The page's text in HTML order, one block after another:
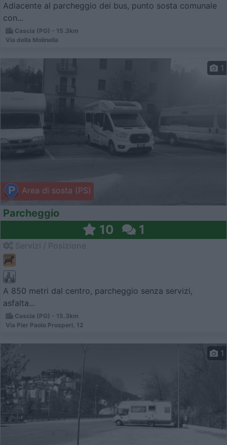
Adiacente al parcheggio dei bus, punto sosta comunale
con...
Cascia (PG) - 15.3km
Via della Molinella
Area di sosta (PS)
1
Parcheggio
10 1
A 850 metri dal centro, parcheggio senza servizi,
asfalta...
Cascia (PG) - 15.3km
Via Pier Paolo Prosperi, 12
1